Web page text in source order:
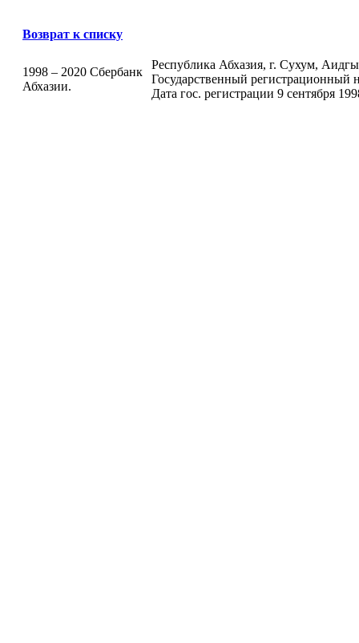
Возврат к списку
1998 – 2020 Сбербанк
Абхазии.
Республика Абхазия, г. Сухум,
Государственный регистрационный
Дата гос. регистрации 9 сентября